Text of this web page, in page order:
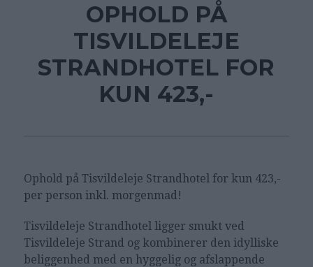
OPHOLD PÅ
TISVILDELEJE
STRANDHOTEL FOR
KUN 423,-
Ophold på Tisvildeleje Strandhotel for kun 423,-
per person inkl. morgenmad!
Tisvildeleje Strandhotel ligger smukt ved
Tisvildeleje Strand og kombinerer den idylliske
beliggenhed med en hyggelig og afslappende